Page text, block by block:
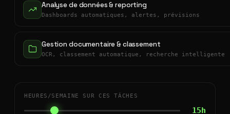
Analyse de données & reporting
Dashboards automatiques, alertes, prévisions
Gestion documentaire & classement
OCR, classement automatique, recherche intelligente
HEURES/SEMAINE SUR CES TÂCHES
15h